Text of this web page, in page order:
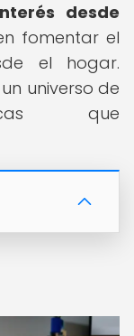
desde
fomentar el
el hogar.
universo de
que